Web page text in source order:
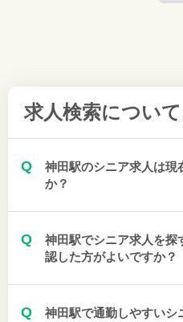
求人検索について
Q
神田駅のシニア求人は現
か？
Q
神田駅でシニア求人を探
認した方がよいですか？
Q
神田駅で通勤しやすいシ